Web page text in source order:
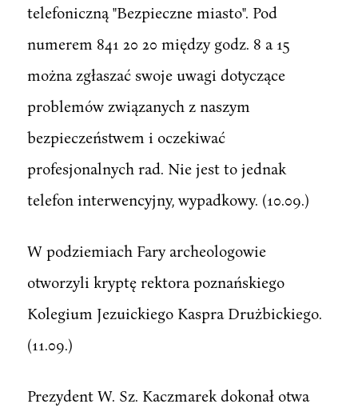
telefoniczną "Bezpieczne miasto". Pod
numerem 841 20 20 między godz. 8 a 15
można zgłaszać swoje uwagi dotyczące
problemów związanych z naszym
bezpieczeństwem i oczekiwać
profesjonalnych rad. Nie jest to jednak
telefon interwencyjny, wypadkowy. (10.09.)
W podziemiach Fary archeologowie
otworzyli kryptę rektora poznańskiego
Kolegium Jezuickiego Kaspra Drużbickiego.
(11.09.)
Prezydent W. Sz. Kaczmarek dokonał otwa